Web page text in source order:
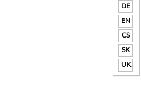
DE
EN
CS
SK
UK